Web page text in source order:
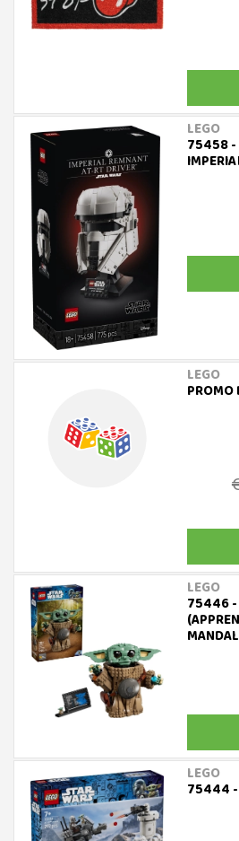
LEGO
75458 -
LEGO
PROMO
LEGO
75446 -
LEGO
75444 -